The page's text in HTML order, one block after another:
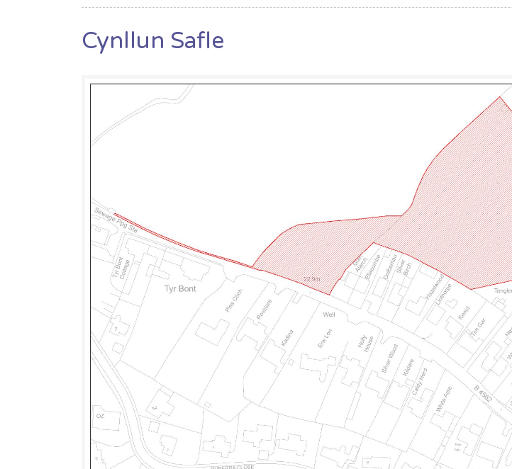
Cynllun Safle